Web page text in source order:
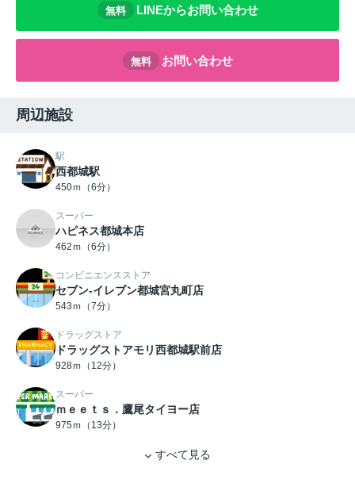
無料 LINEからお問い合わせ
無料 お問い合わせ
周辺施設
駅
西都城駅
450ｍ（6分）
スーパー
ハピネス都城本店
462ｍ（6分）
コンビニエンスストア
セブン-イレブン都城宮丸町店
543ｍ（7分）
ドラッグストア
ドラッグストアモリ西都城駅前店
928ｍ（12分）
スーパー
ｍｅｅｔｓ．鷹尾タイヨー店
975ｍ（13分）
すべて見る